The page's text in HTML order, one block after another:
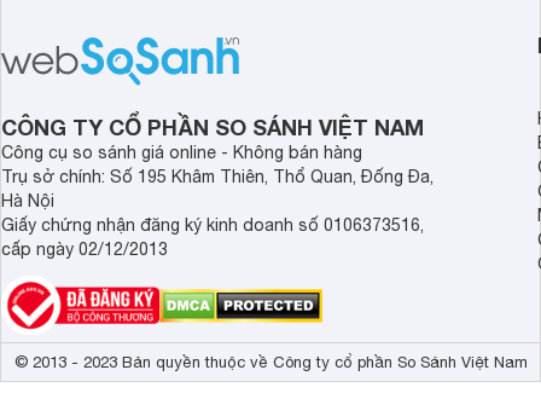
thời điểm mới mở bán, mang lại tỷ lệ
giá trị/chi phí hấp dẫn hơn cho người
dùng đang tìm kiếm một mẫu máy rửa
bát cao cấp.
CÔNG TY CỔ PHẦN SO SÁNH VIỆT NAM
Công cụ so sánh giá online - Không bán hàng
Trụ sở chính: Số 195 Khâm Thiên, Thổ Quan, Đống Đa,
Hà Nội
Giấy chứng nhận đăng ký kinh doanh số 0106373516,
cấp ngày 02/12/2013
© 2013 - 2023 Bản quyền thuộc về Công ty cổ phần So Sánh Việt Nam